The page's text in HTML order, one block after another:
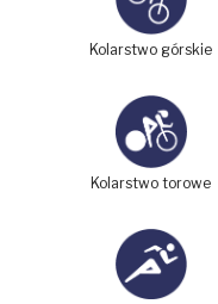
Kolarstwo górskie
Kolarstwo torowe